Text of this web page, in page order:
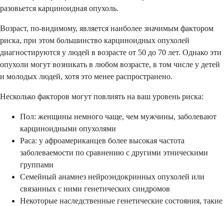
разовьется карциноидная опухоль.
Возраст, по-видимому, является наиболее значимым фактором
риска, при этом большинство карциноидных опухолей
диагностируются у людей в возрасте от 50 до 70 лет. Однако эти
опухоли могут возникать в любом возрасте, в том числе у детей
и молодых людей, хотя это менее распространено.
Несколько факторов могут повлиять на ваш уровень риска:
Пол: женщины немного чаще, чем мужчины, заболевают
карциноидными опухолями
Раса: у афроамериканцев более высокая частота
заболеваемости по сравнению с другими этническими
группами
Семейный анамнез нейроэндокринных опухолей или
связанных с ними генетических синдромов
Некоторые наследственные генетические состояния, такие